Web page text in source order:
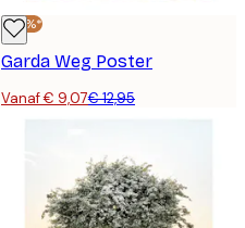
-30%*
Garda Weg Poster
Vanaf € 9,07€ 12,95